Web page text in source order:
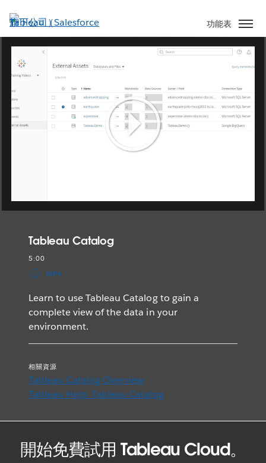
至
主
功能表
Play
Video
Tableau Catalog
5:00
MP4
Learn to use Tableau Catalog to gain a
complete view of the data in your
environment.
相關資源
Tableau Catalog Overview
Tableau Help: Tableau Catalog
開始免費試用 Tableau Cloud。